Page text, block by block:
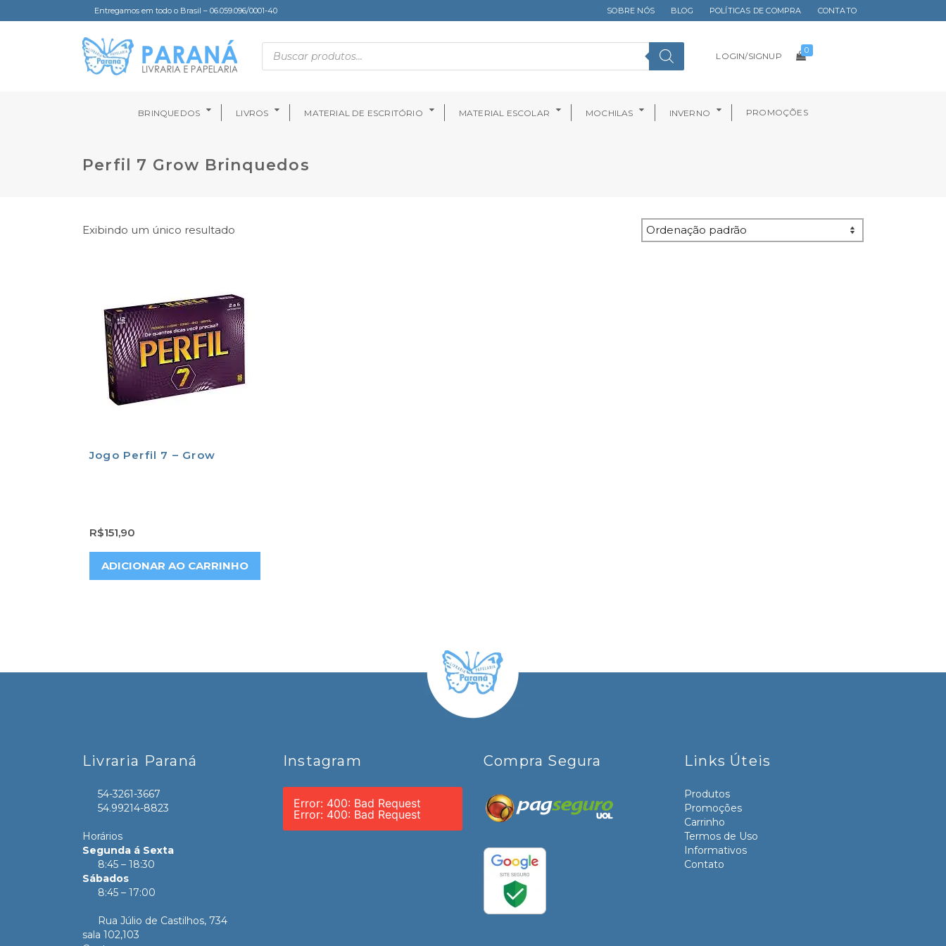
Entregamos em todo o Brasil – 06.059.096/0001-40 SOBRE NÓS BLOG POLÍTICAS DE COMPRA CONTATO
LOGIN/SIGNUP
0
BRINQUEDOS LIVROS MATERIAL DE ESCRITÓRIO MATERIAL ESCOLAR MOCHILAS INVERNO PROMOÇÕES
Perfil 7 Grow Brinquedos
Exibindo um único resultado
Jogo Perfil 7 – Grow
R$151,90
ADICIONAR AO CARRINHO
Livraria Paraná
54-3261-3667
54.99214-8823
Horários
Segunda á Sexta
8:45 – 18:30
Sábados
8:45 – 17:00
Rua Júlio de Castilhos, 734
sala 102,103
Instagram
Error: 400: Bad Request
Error: 400: Bad Request
Compra Segura Links Úteis
Produtos
Promoções
Carrinho
Termos de Uso
Informativos
Contato